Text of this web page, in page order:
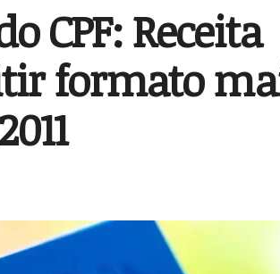
CPF: Receita
formato